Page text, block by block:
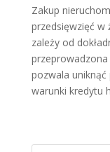
Zakup
przedsięwzięć w
zależy od
pozwala uniknąć
warunki kredytu